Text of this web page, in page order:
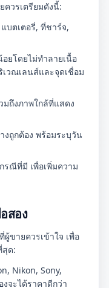
วรเตรียมดังนี้:
บตเตอรี่, ที่ชาร์จ,
ยโดยไม่ทำลายเนื้อ
วณเลนส์และจุดเชื่อม
ถึงภาพใกล้ที่แสดง
งถูกต้อง พร้อมระบุวัน
รณีที่มี เพื่อเพิ่มความ
สอง
ขายควรเข้าใจ เพื่อ
สุด:
Nikon, Sony,
จะได้ราคาดีกว่า